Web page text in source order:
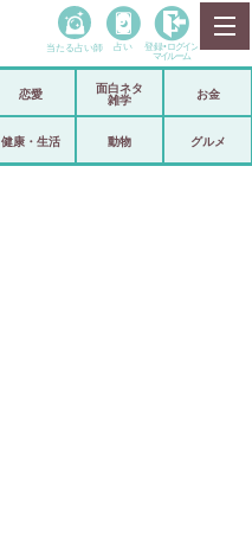
政治
当たる占い師 占い 登録• ログイン
マイルーム
恋愛
面白ネタ
雑学
お金
健康・生活 動物 グルメ